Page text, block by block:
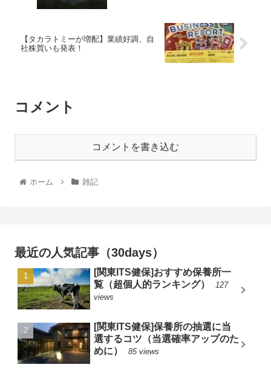
【タカラトミーが増配】業績好調、自
社株買いも発表！
コメント
コメントを書き込む
ホーム 雑記
最近の人気記事（30days）
[関東ITS健保]おすすめ保養所一
覧（超個人的ランキング）
127
views
[関東ITS健保]保養所の抽選に当
選するコツ（当選確率アップのた
めに）
85 views